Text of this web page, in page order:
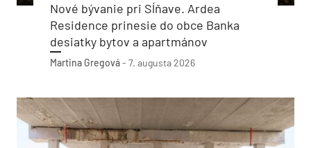
Nové bývanie pri Sĺňave. Ardea
Residence prinesie do obce Banka
desiatky bytov a apartmánov
Martina Gregová- 7. augusta 2026